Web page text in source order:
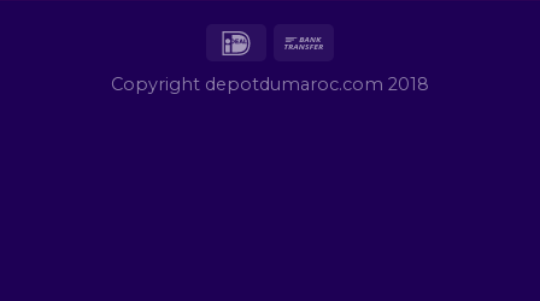
Copyright depotdumaroc.com 2018